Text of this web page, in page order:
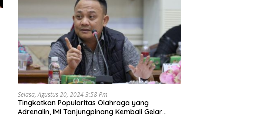
Selasa, Agustus 20, 2024 3:58 Pm
Tingkatkan Popularitas Olahraga yang
Adrenalin, IMI Tanjungpinang Kembali Gelar